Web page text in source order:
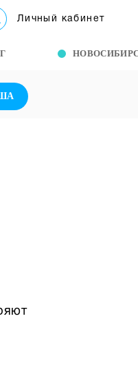
Личный кабинет